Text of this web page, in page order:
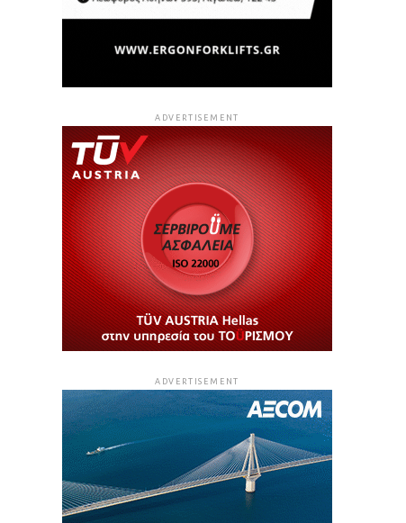
ADVERTISEMENT
ADVERTISEMENT